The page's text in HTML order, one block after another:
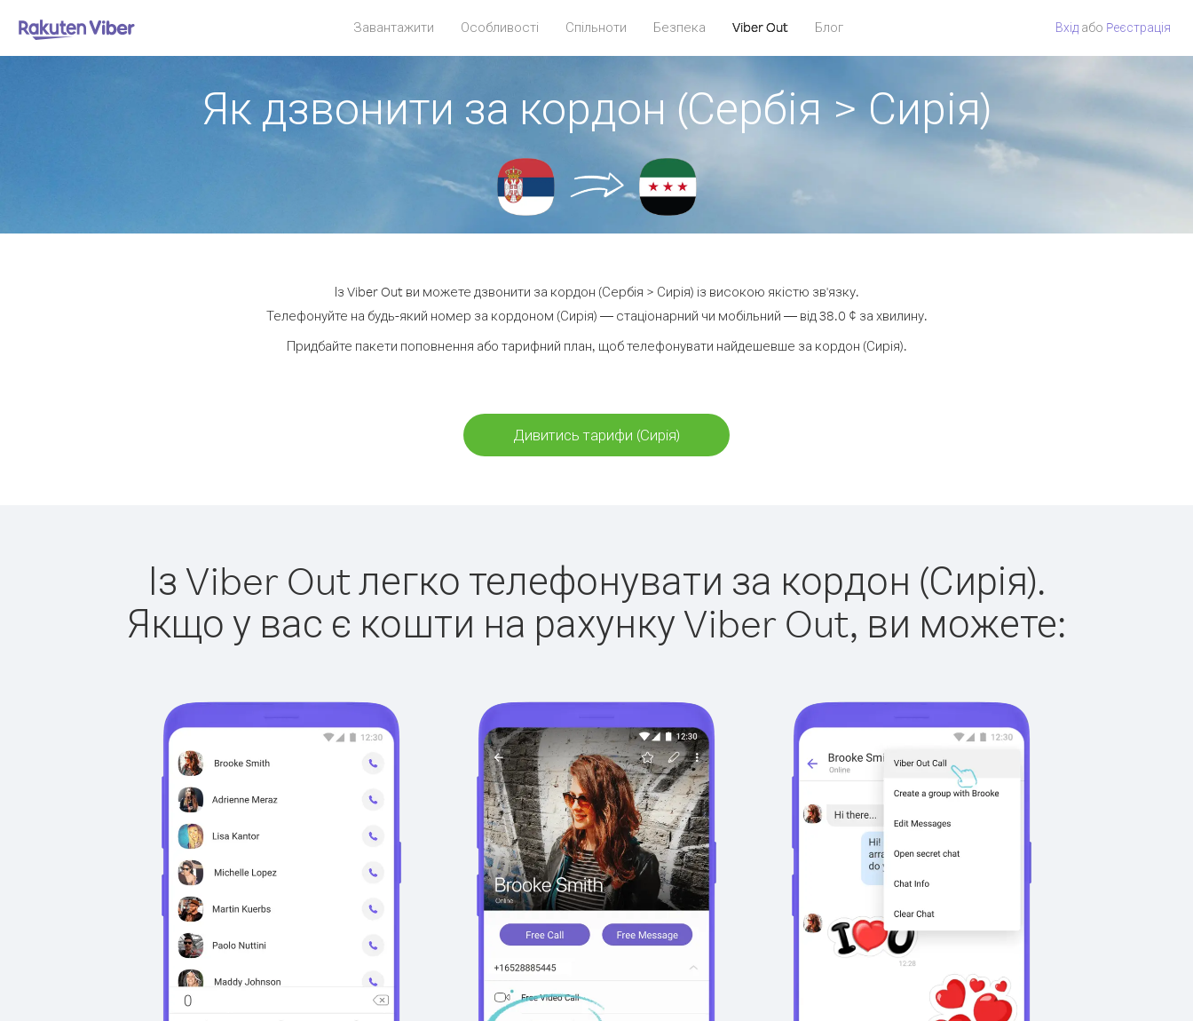
Завантажити Особливості Спільноти Безпека Viber Out Блог Вхід або Pеєстрація
Як дзвонити за кордон (Сербія > Сирія)
Із Viber Out ви можете дзвонити за кордон (Сербія > Сирія) із високою якістю зв'язку.
Телефонуйте на будь-який номер за кордоном (Сирія) — стаціонарний чи мобільний — від 38.0 ¢ за хвилину.
Придбайте пакети поповнення або тарифний план, щоб телефонувати найдешевше за кордон (Сирія).
Дивитись тарифи (Сирія)
Із Viber Out легко телефонувати за кордон (Сирія).
Якщо у вас є кошти на рахунку Viber Out, ви можете: